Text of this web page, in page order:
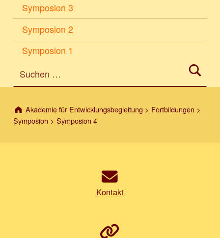
Symposion 3
Symposion 2
Symposion 1
Zurück zur Hauptnavigation springen
Akademie für Entwicklungsbegleitung > Fortbildungen >
Symposion > Symposion 4
Kontakt